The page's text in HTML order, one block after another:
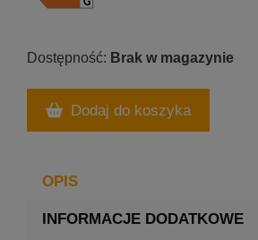
Brak w magazynie
Dodaj do koszyka
OPIS
INFORMACJE DODATKOWE